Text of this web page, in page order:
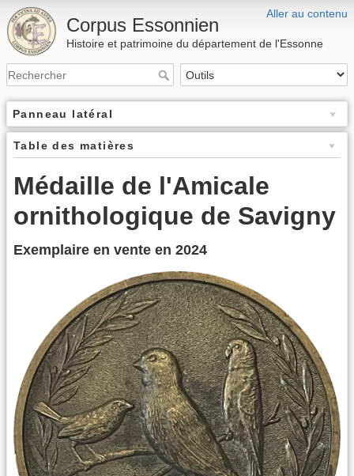
Aller au contenu
Corpus Essonnien
Histoire et patrimoine du département de l'Essonne
Panneau latéral
Table des matières
Médaille de l'Amicale
ornithologique de Savigny
Exemplaire en vente en 2024